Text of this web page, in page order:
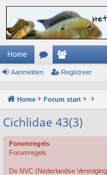
Home
or
m
s
ed
Aanmelden Registreer
Home Forum start
Cichlidae 43(3)
Forumregels
Forumregels
De NVC (Nederlandse